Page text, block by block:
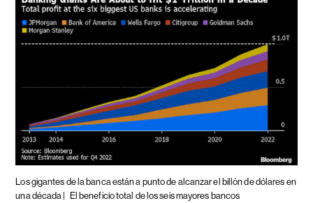
Los gigantes de la banca están a punto de alcanzar el billón de dólares en
una década | El beneficio total de los seis mayores bancos